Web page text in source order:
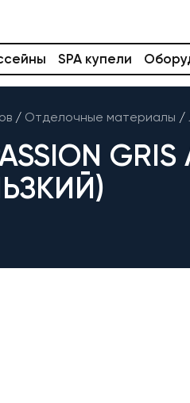
SPA купели
/ Отделочные материалы /